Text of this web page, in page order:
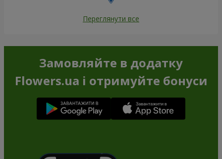
Переглянути все
Замовляйте в додатку
Flowers.ua і отримуйте бонуси